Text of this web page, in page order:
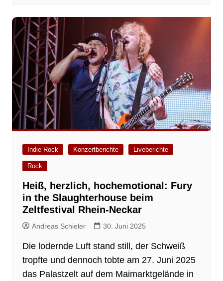
Indie Rock Konzertberichte Liveberichte
Rock
Heiß, herzlich, hochemotional: Fury
in the Slaughterhouse beim
Zeltfestival Rhein-Neckar
Andreas Schieler 30. Juni 2025
Die lodernde Luft stand still, der Schweiß
tropfte und dennoch tobte am 27. Juni 2025
das Palastzelt auf dem Maimarktgelände in